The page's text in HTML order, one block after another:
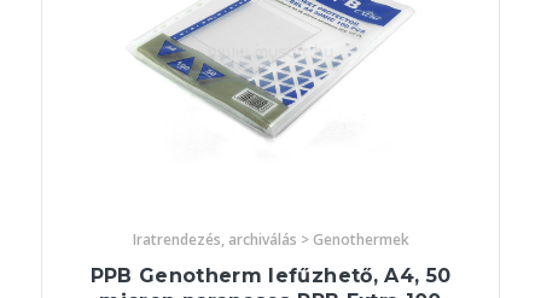
Iratrendezés, archiválás > Genothermek
PPB Genotherm lefűzhető, A4, 50